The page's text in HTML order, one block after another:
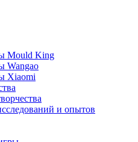
Mould King
Wangao
Xiaomi
и опытов